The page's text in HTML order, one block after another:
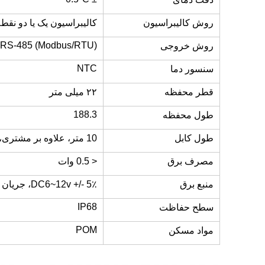
روش کالیبراسیون کالیبراسیون یک یا دو
روش خروجی RS-485 (Modbus/RTU)
سنسور دما NTC
قطر محفظه ۲۲ میلی متر
طول محفظه 188.3
طول کابل 10 متر، علاوه بر مشتری، 5 متر، 15 متر و 30 متر کابل.
مصرف برق < 0.5 وات
منبع برق DC6~12v +/- 5٪، جریان <50mA
سطح حفاظت IP68
مواد مسکن POM